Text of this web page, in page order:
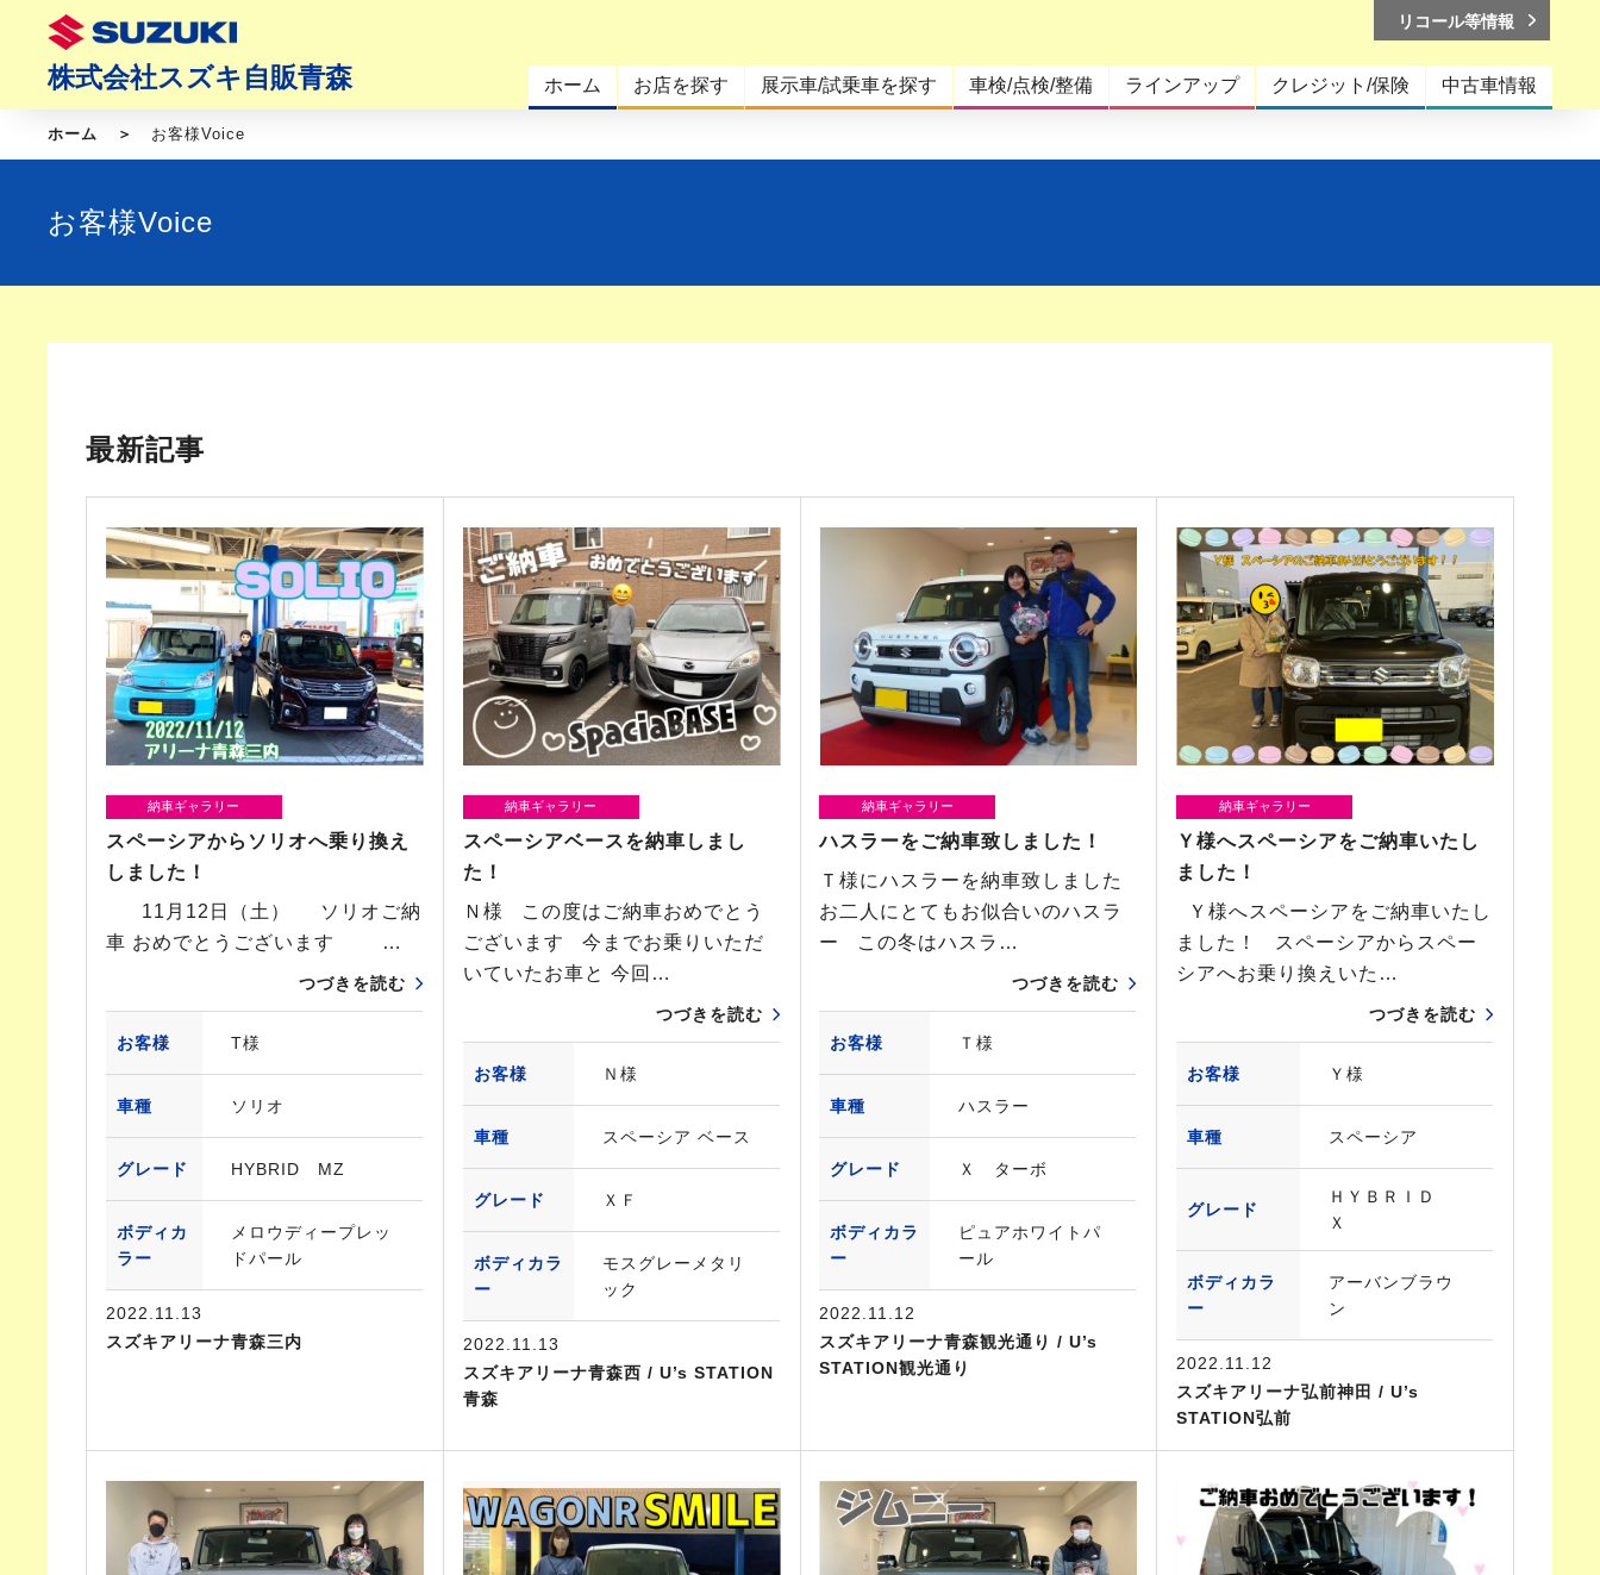
株式会社スズキ自販青森 ホーム お店を探す 展示車/試乗車を探す 車検/点検/整備 ラインアップ クレジット/保険 中古車情報
リコール等情報
ホーム お客様Voice
お客様Voice
最新記事
納車ギャラリー
スペーシアからソリオへ乗り換え
しました！
11月12日（土） ソリオご納
車 おめでとうございます …
つづきを読む
お客様 T様
車種 ソリオ
グレード HYBRID MZ
ボディカ
ラー
メロウディープレッ
ドパール
2022.11.13
スズキアリーナ青森三内
納車ギャラリー
スペーシアベースを納車しまし
た！
Ｎ様 この度はご納車おめでとう
ございます 今までお乗りいただ
いていたお車と 今回…
つづきを読む
お客様 Ｎ様
車種 スペーシア ベース
グレード ＸＦ
ボディカラ
ー
モスグレーメタリ
ック
2022.11.13
スズキアリーナ青森西 / U’s STATION
青森
納車ギャラリー
ハスラーをご納車致しました！
Ｔ様にハスラーを納車致しました
お二人にとてもお似合いのハスラ
ー この冬はハスラ…
つづきを読む
お客様 Ｔ様
車種 ハスラー
グレード Ｘ ターボ
ボディカラ
ー
ピュアホワイトパ
ール
2022.11.12
スズキアリーナ青森観光通り / U’s
STATION観光通り
納車ギャラリー
Ｙ様へスペーシアをご納車いたし
ました！
Ｙ様へスペーシアをご納車いたし
ました！ スペーシアからスペー
シアへお乗り換えいた…
つづきを読む
お客様 Ｙ様
車種 スペーシア
グレード
ＨＹＢＲＩＤ
Ｘ
ボディカラ
ー
アーバンブラウ
ン
2022.11.12
スズキアリーナ弘前神田 / U’s
STATION弘前